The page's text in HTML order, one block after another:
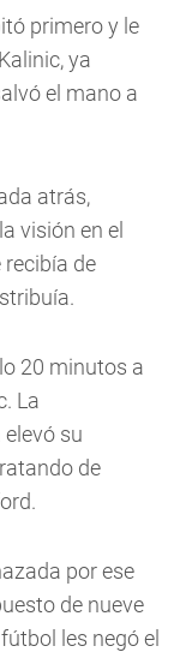
primero y le
ya
el mano a
atrás,
visión en el
recibía de
20 minutos a
La
su
de
por ese
de nueve
les negó el